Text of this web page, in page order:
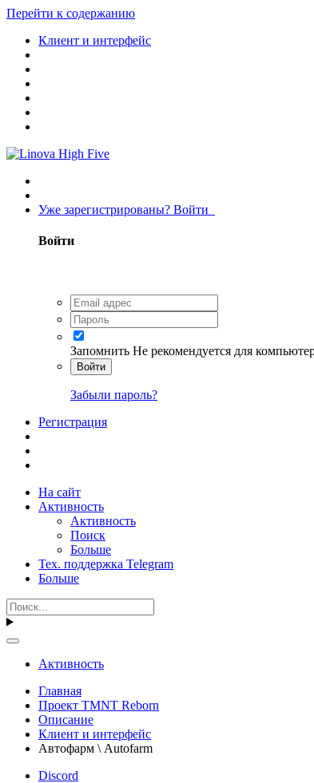
Перейти к содержанию
Клиент и интерфейс
Уже зарегистрированы? Войти
Войти
Запомнить Не рекомендуется для
Войти
Забыли пароль?
Регистрация
На сайт
Активность
Активность
Поиск
Больше
Тех. поддержка Telegram
Больше
Активность
Главная
Проект TMNT Reborn
Описание
Клиент и интерфейс
Автофарм \ Autofarm
Discord